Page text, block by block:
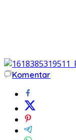
Komentar